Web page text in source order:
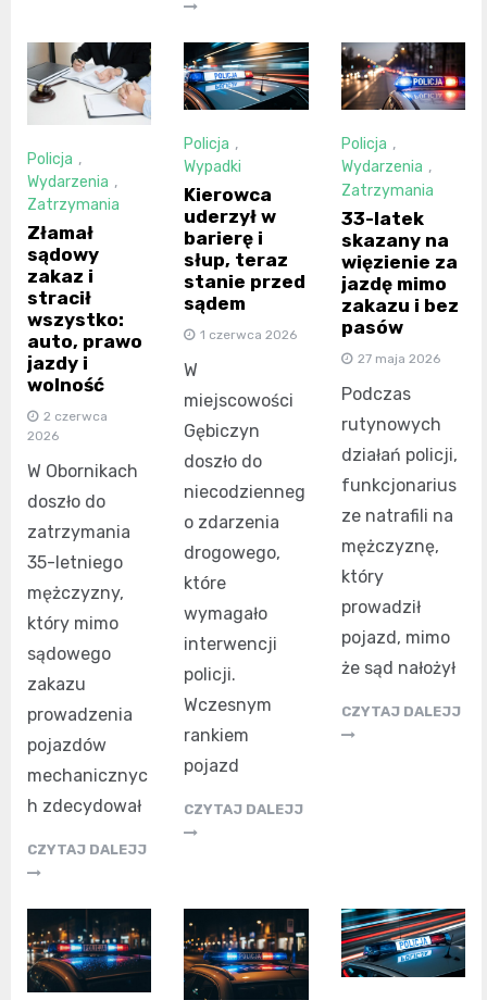
Policja ,
Wydarzenia ,
Zatrzymania
Złamał
sądowy
zakaz i
stracił
wszystko:
auto, prawo
jazdy i
wolność
2 czerwca
2026
W Obornikach
doszło do
zatrzymania
35-letniego
mężczyzny,
który mimo
sądowego
zakazu
prowadzenia
pojazdów
mechanicznyc
h zdecydował
CZYTAJ DALEJJ
Policja ,
Wypadki
Kierowca
uderzył w
barierę i
słup, teraz
stanie przed
sądem
1 czerwca 2026
W
miejscowości
Gębiczyn
doszło do
niecodzienneg
o zdarzenia
drogowego,
które
wymagało
interwencji
policji.
Wczesnym
rankiem
pojazd
CZYTAJ DALEJJ
Policja ,
Wydarzenia ,
Zatrzymania
33-latek
skazany na
więzienie za
jazdę mimo
zakazu i bez
pasów
27 maja 2026
Podczas
rutynowych
działań policji,
funkcjonarius
ze natrafili na
mężczyznę,
który
prowadził
pojazd, mimo
że sąd nałożył
CZYTAJ DALEJJ